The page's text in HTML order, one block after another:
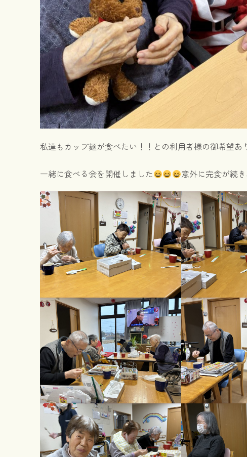
私達もカップ麺が食べたい！！との利用者様の御希望
一緒に食べる会を開催しました 意外に完食が続